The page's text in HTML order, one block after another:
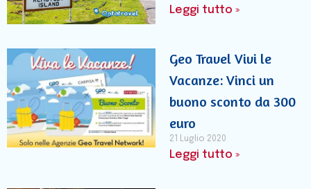
Leggi tutto »
Geo Travel Vivi le
Vacanze: Vinci un
buono sconto da 300
euro
21 Luglio 2020
Leggi tutto »